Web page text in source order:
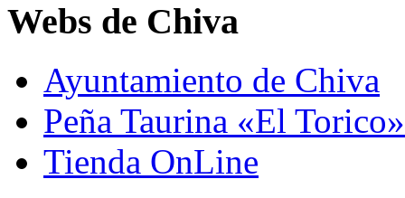
Webs de Chiva
Ayuntamiento de Chiva
Peña Taurina «El Torico»
Tienda OnLine